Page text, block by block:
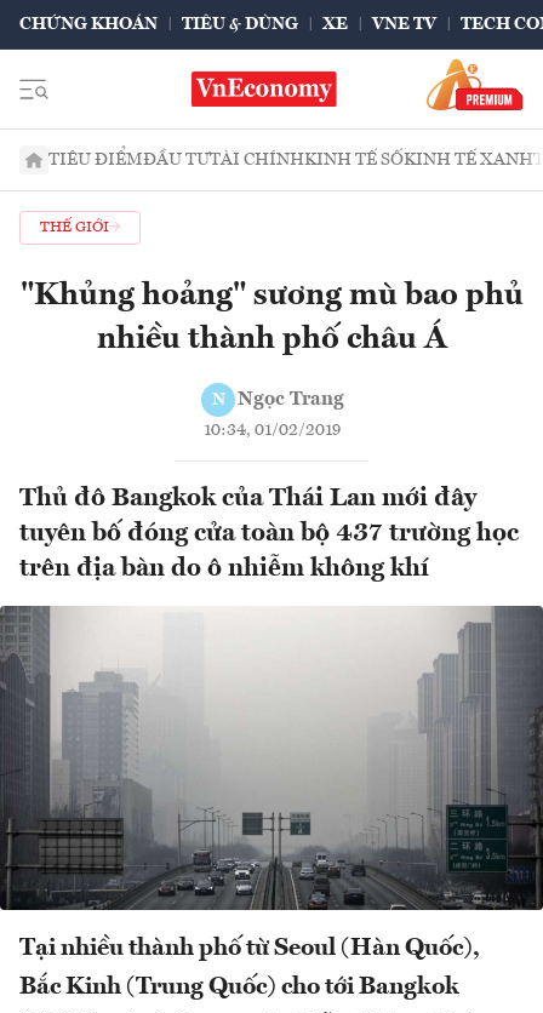
CHỨNG KHOÁN TIÊU & DÙNG XE VNE TV TECH
TIÊU ĐIỂMĐẦU TƯTÀI CHÍNHKINH TẾ SỐKINH TẾ XANH
THẾ GIỚI
"Khủng hoảng" sương mù bao phủ
nhiều thành phố châu Á
N Ngọc Trang
10:34, 01/02/2019
Thủ đô Bangkok của Thái Lan mới đây
tuyên bố đóng cửa toàn bộ 437 trường học
trên địa bàn do ô nhiễm không khí
Tại nhiều thành phố từ Seoul (Hàn Quốc),
Bắc Kinh (Trung Quốc) cho tới Bangkok